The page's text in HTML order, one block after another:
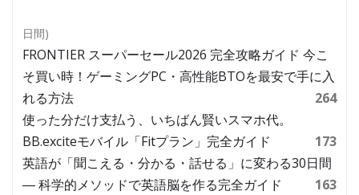
日間)
FRONTIER スーパーセール2026 完全攻略ガイド 今こ
そ買い時！ゲーミングPC・高性能BTOを最安で手に入
れる方法
264
使った分だけ支払う、いちばん賢いスマホ代。
BB.exciteモバイル「Fitプラン」完全ガイド
173
英語が「聞こえる・分かる・話せる」に変わる30日間
― 科学的メソッドで英語脳を作る完全ガイド
163